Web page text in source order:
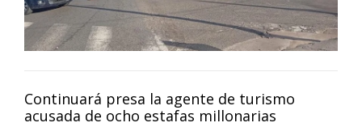
Continuará presa la agente de turismo
acusada de ocho estafas millonarias